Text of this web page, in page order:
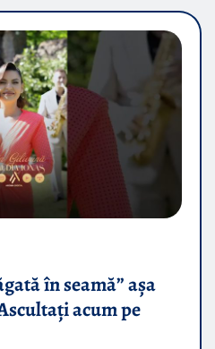
în seamă” așa
acum pe